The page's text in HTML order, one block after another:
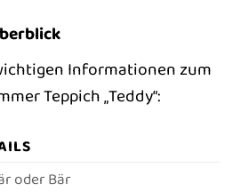
Informationen zum
Teppich „Teddy“:
oder Bär